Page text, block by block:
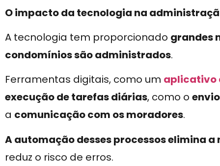
O impacto da tecnologia na
A tecnologia tem proporcionado grandes
condomínios são administrados.
Ferramentas digitais, como um aplicativo
execução de tarefas diárias, como o
a comunicação com os moradores.
A automação desses processos elimina
reduz o risco de erros.